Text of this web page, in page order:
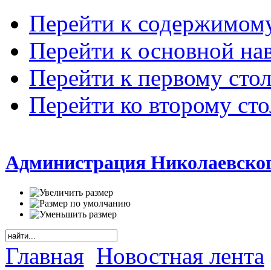
Перейти к
Перейти к основной
Перейти к первому
Перейти ко второму
Администрация
Главная Новостная лента